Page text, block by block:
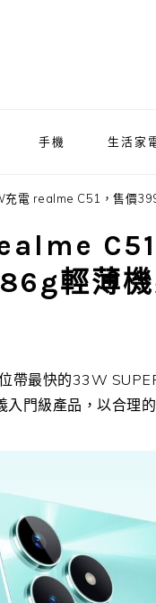
手機 生活家
充電 realme C51，售價
輕薄
帶最快的33W
入門級產品，以合理